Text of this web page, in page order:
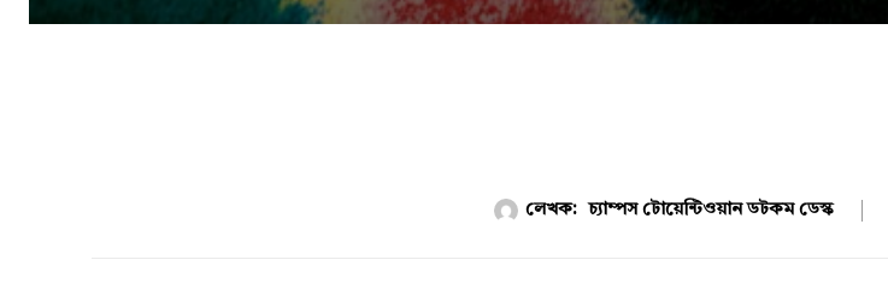
লেখক: চ্যাম্পস টোয়েন্টিওয়ান ডটকম ডেস্ক